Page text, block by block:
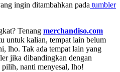
ingin ditambahkan pada tumbler
Tenang merchandiso.com
untuk kalian, tempat lain belum
lho. Tak ada tempat lain yang
jika dibandingkan dengan
pilih, nanti menyesal, lho!